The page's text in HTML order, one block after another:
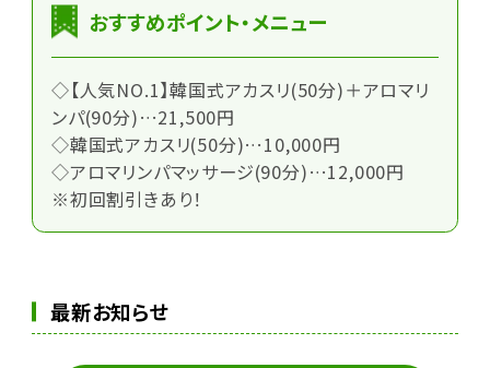
おすすめポイント・メニュー
◇【人気NO.1】韓国式アカスリ(50分)＋アロマリ
ンパ(90分)…21,500円
◇韓国式アカスリ(50分)…10,000円
◇アロマリンパマッサージ(90分)…12,000円
※初回割引きあり！
最新お知らせ